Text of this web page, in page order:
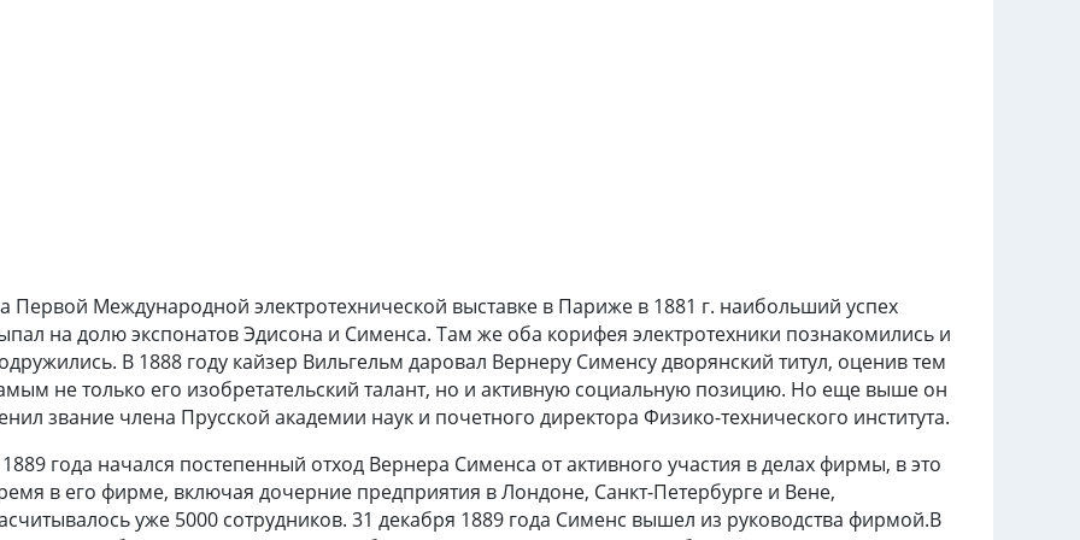
Первой Международной электротехнической выставке в Париже в 1881 г. наибольший успех
на долю экспонатов Эдисона и Сименса. Там же оба корифея электротехники познакомились и
В 1888 году кайзер Вильгельм даровал Вернеру Сименсу дворянский титул, оценив тем
не только его изобретательский талант, но и активную социальную позицию. Но еще выше он
звание члена Прусской академии наук и почетного директора Физико-технического института.
года начался постепенный отход Вернера Сименса от активного участия в делах фирмы, в это
в его фирме, включая дочерние предприятия в Лондоне, Санкт-Петербурге и Вене,
уже 5000 сотрудников. 31 декабря 1889 года Сименс вышел из руководства фирмой.В